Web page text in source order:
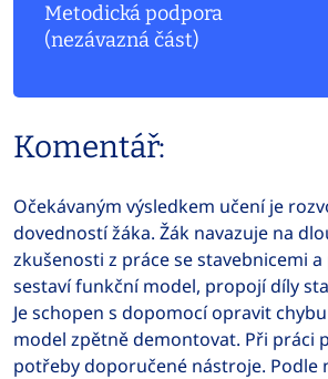
Metodická podpora
(nezávazná část)
Komentář:
Očekávaným výsledkem učení je
dovedností žáka. Žák navazuje na
zkušenosti z práce se stavebnicemi
sestaví funkční model, propojí díly
Je schopen s dopomocí opravit
model zpětně demontovat. Při práci
potřeby doporučené nástroje. Podle